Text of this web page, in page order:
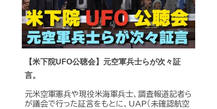
【米下院UFO公聴会】元空軍兵士らが次々証
言。
元米空軍憲兵や現役米海軍兵士、調査報道記者ら
が議会で行った証言をもとに、UAP（未確認航空